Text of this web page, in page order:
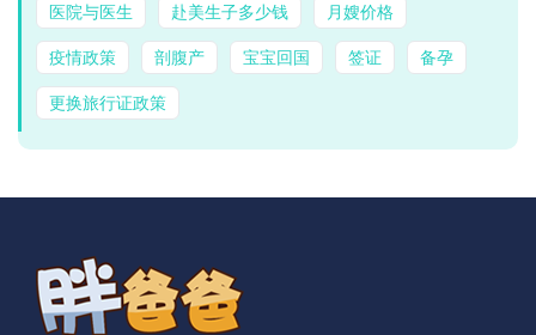
医院与医生 赴美生子多少钱 月嫂价格
疫情政策 剖腹产 宝宝回国 签证 备孕
更换旅行证政策